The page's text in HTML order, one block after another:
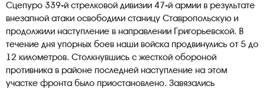
Сцепуро 339-й стрелковой дивизии 47-й армии в результате
внезапной атаки освободили станицу Ставропольскую и
продолжили наступление в направлении Григорьевской. В
течение дня упорных боев наши войска продвинулись от 5 до
12 километров. Столкнувшись с жесткой обороной
противника в районе последней наступление на этом
участке фронта было приостановлено. Завязались